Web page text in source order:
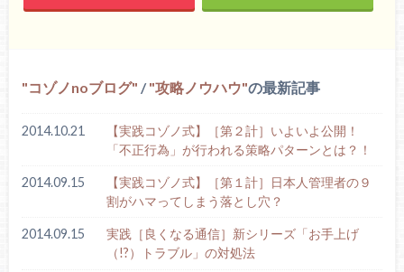
コゾノnoブログ / 攻略ノウハウ の最新記事
2014.10.21
【実践コゾノ式】［第２計］いよいよ公開！
「不正行為」が行われる策略パターンとは？！
2014.09.15
【実践コゾノ式】［第１計］日本人管理者の９
割がハマってしまう落とし穴？
2014.09.15
実践［良くなる通信］新シリーズ「お手上げ
（!?）トラブル」の対処法